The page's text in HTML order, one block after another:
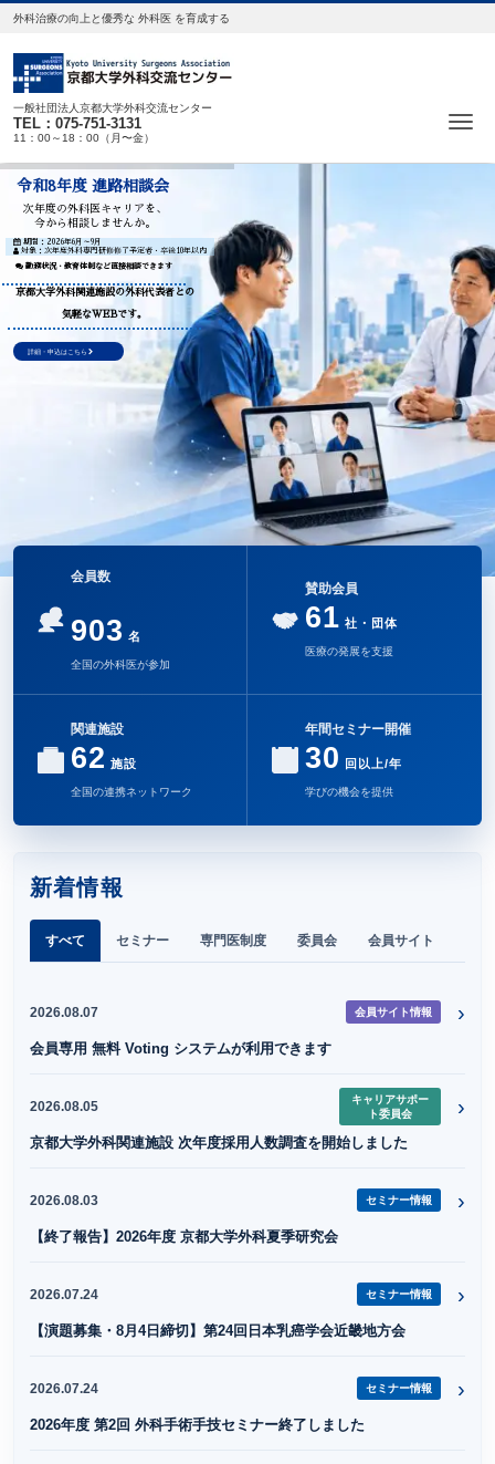
外科治療の向上と優秀な 外科医 を育成する
一般社団法人京都大学外科交流センター
TEL：075-751-3131
11：00～18：00（月〜金）
令和8年度 進路相談会
会員数
903 名
全国の外科医が参加
賛助会員
61 社・団体
医療の発展を支援
関連施設
62 施設
全国の連携ネットワーク
年間セミナー開催
30 回以上/年
学びの機会を提供
新着情報
すべて セミナー 専門医制度 委員会 会員サイト
2026.08.07 会員サイト情報
会員専用 無料 Voting システムが利用できます
›
2026.08.05
キャリアサポー
ト委員会
京都大学外科関連施設 次年度採用人数調査を開始しました
›
2026.08.03 セミナー情報
【終了報告】2026年度 京都大学外科夏季研究会
›
2026.07.24 セミナー情報
【演題募集・8月4日締切】第24回日本乳癌学会近畿地方会
›
2026.07.24 セミナー情報
2026年度 第2回 外科手術手技セミナー終了しました
›